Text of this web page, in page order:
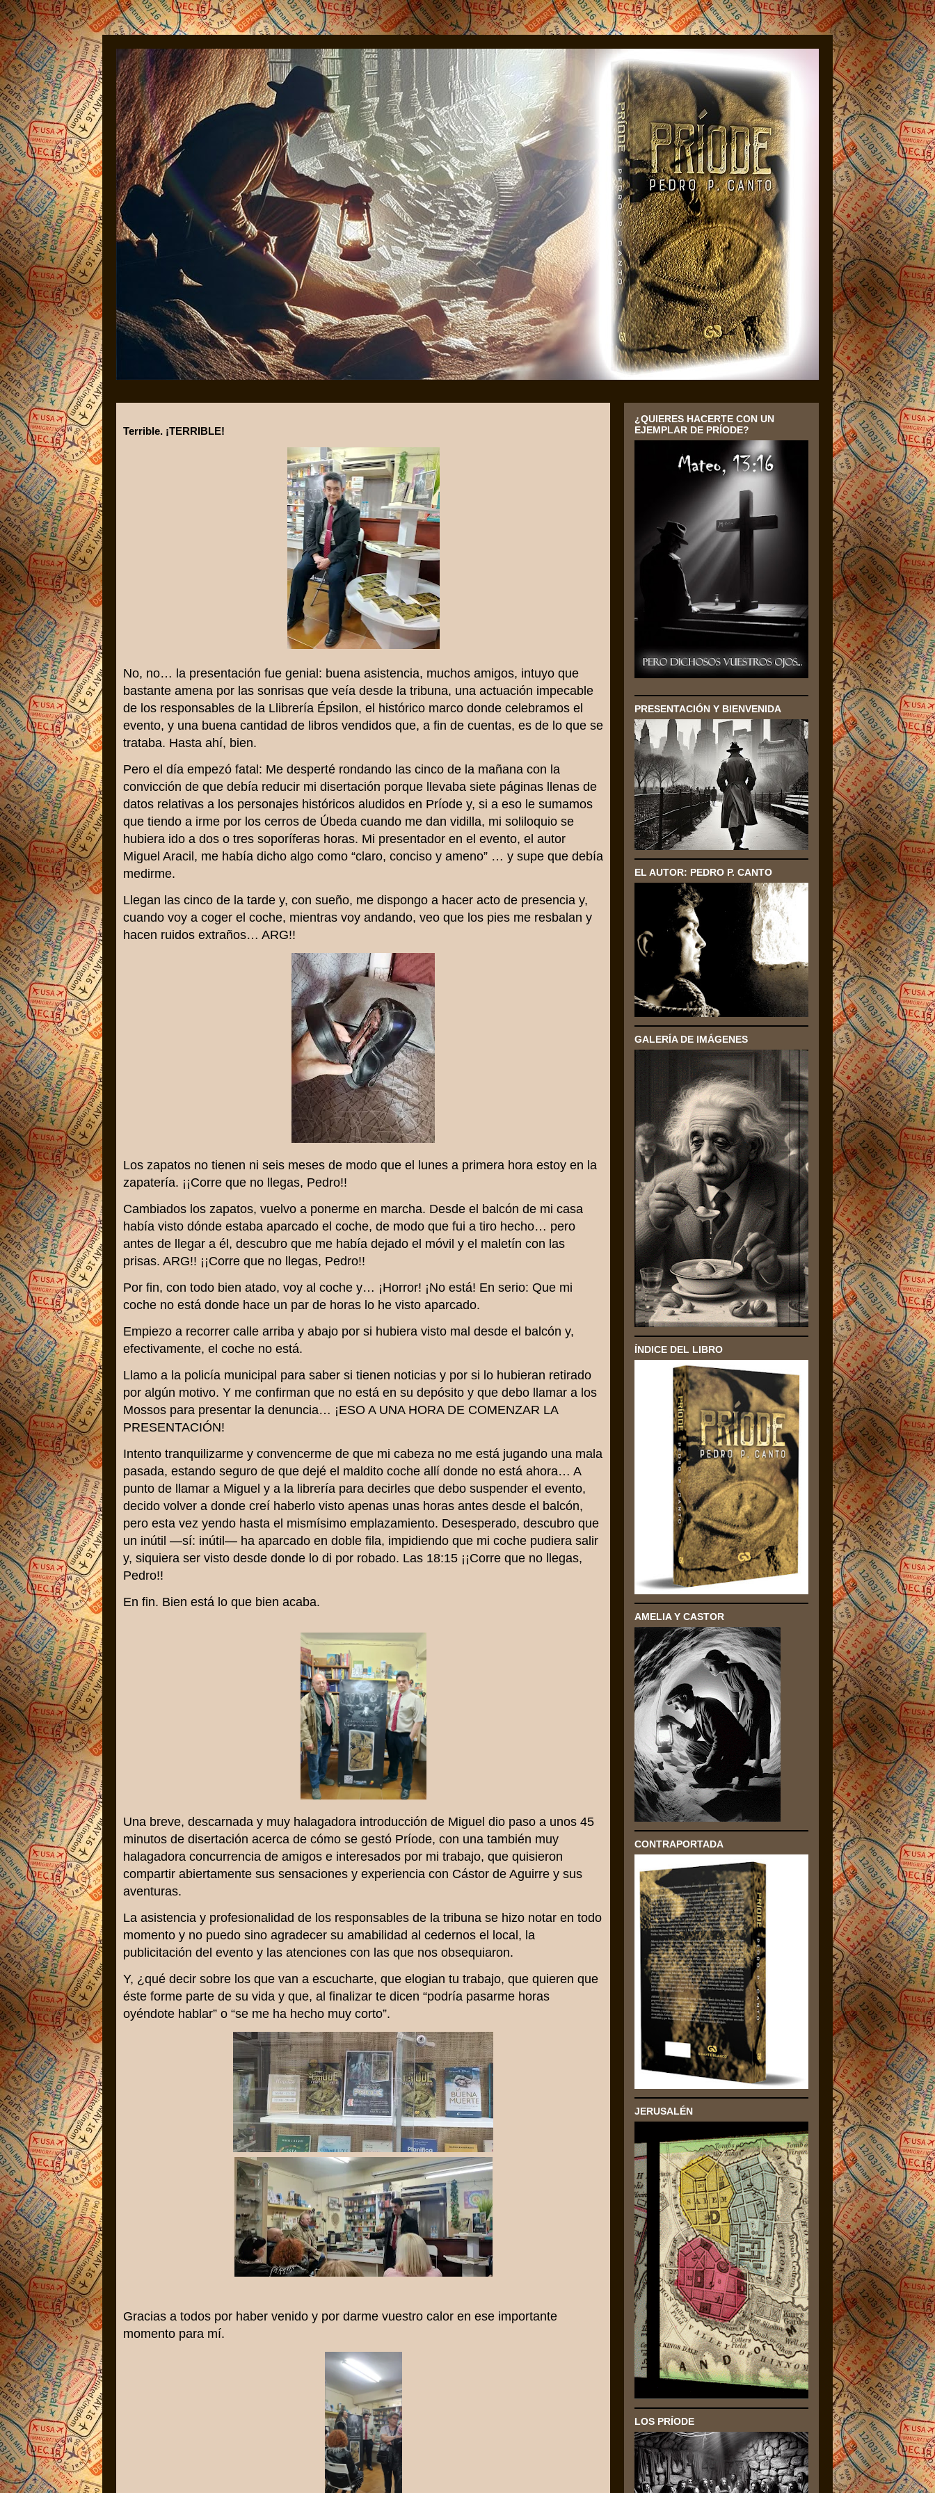
Terrible. ¡TERRIBLE!
No, no… la presentación fue genial: buena asistencia, muchos amigos, intuyo que
bastante amena por las sonrisas que veía desde la tribuna, una actuación impecable
de los responsables de la Llibrería Épsilon, el histórico marco donde celebramos el
evento, y una buena cantidad de libros vendidos que, a fin de cuentas, es de lo que se
trataba. Hasta ahí, bien.
Pero el día empezó fatal: Me desperté rondando las cinco de la mañana con la
convicción de que debía reducir mi disertación porque llevaba siete páginas llenas de
datos relativas a los personajes históricos aludidos en Príode y, si a eso le sumamos
que tiendo a irme por los cerros de Úbeda cuando me dan vidilla, mi soliloquio se
hubiera ido a dos o tres soporíferas horas. Mi presentador en el evento, el autor
Miguel Aracil, me había dicho algo como “claro, conciso y ameno” … y supe que debía
medirme.
Llegan las cinco de la tarde y, con sueño, me dispongo a hacer acto de presencia y,
cuando voy a coger el coche, mientras voy andando, veo que los pies me resbalan y
hacen ruidos extraños… ARG!!
Los zapatos no tienen ni seis meses de modo que el lunes a primera hora estoy en la
zapatería. ¡¡Corre que no llegas, Pedro!!
Cambiados los zapatos, vuelvo a ponerme en marcha. Desde el balcón de mi casa
había visto dónde estaba aparcado el coche, de modo que fui a tiro hecho… pero
antes de llegar a él, descubro que me había dejado el móvil y el maletín con las
prisas. ARG!! ¡¡Corre que no llegas, Pedro!!
Por fin, con todo bien atado, voy al coche y… ¡Horror! ¡No está! En serio: Que mi
coche no está donde hace un par de horas lo he visto aparcado.
Empiezo a recorrer calle arriba y abajo por si hubiera visto mal desde el balcón y,
efectivamente, el coche no está.
Llamo a la policía municipal para saber si tienen noticias y por si lo hubieran retirado
por algún motivo. Y me confirman que no está en su depósito y que debo llamar a los
Mossos para presentar la denuncia… ¡ESO A UNA HORA DE COMENZAR LA
PRESENTACIÓN!
Intento tranquilizarme y convencerme de que mi cabeza no me está jugando una mala
pasada, estando seguro de que dejé el maldito coche allí donde no está ahora… A
punto de llamar a Miguel y a la librería para decirles que debo suspender el evento,
decido volver a donde creí haberlo visto apenas unas horas antes desde el balcón,
pero esta vez yendo hasta el mismísimo emplazamiento. Desesperado, descubro que
un inútil —sí: inútil— ha aparcado en doble fila, impidiendo que mi coche pudiera salir
y, siquiera ser visto desde donde lo di por robado. Las 18:15 ¡¡Corre que no llegas,
Pedro!!
En fin. Bien está lo que bien acaba.
Una breve, descarnada y muy halagadora introducción de Miguel dio paso a unos 45
minutos de disertación acerca de cómo se gestó Príode, con una también muy
halagadora concurrencia de amigos e interesados por mi trabajo, que quisieron
compartir abiertamente sus sensaciones y experiencia con Cástor de Aguirre y sus
aventuras.
La asistencia y profesionalidad de los responsables de la tribuna se hizo notar en todo
momento y no puedo sino agradecer su amabilidad al cedernos el local, la
publicitación del evento y las atenciones con las que nos obsequiaron.
Y, ¿qué decir sobre los que van a escucharte, que elogian tu trabajo, que quieren que
éste forme parte de su vida y que, al finalizar te dicen “podría pasarme horas
oyéndote hablar” o “se me ha hecho muy corto”.
Gracias a todos por haber venido y por darme vuestro calor en ese importante
momento para mí.
¿QUIERES HACERTE CON UN
EJEMPLAR DE PRÍODE?
PRESENTACIÓN Y BIENVENIDA
EL AUTOR: PEDRO P. CANTO
GALERÍA DE IMÁGENES
ÍNDICE DEL LIBRO
AMELIA Y CASTOR
CONTRAPORTADA
JERUSALÉN
LOS PRÍODE